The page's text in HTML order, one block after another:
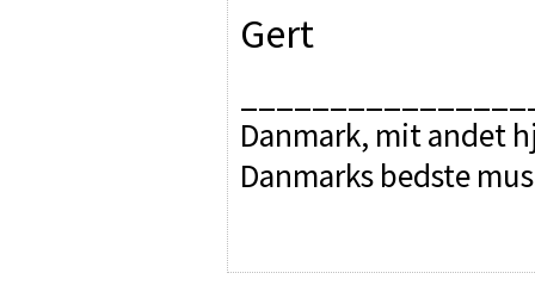
Gert
Danmark, mit andet
Danmarks bedste